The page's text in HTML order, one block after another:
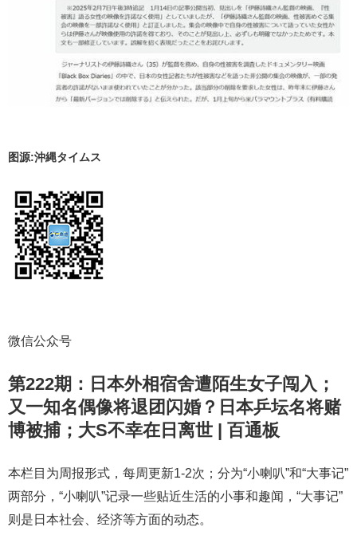
图源:沖縄タイムス
微信公众号
第222期：日本外相宿舍遭陌生女子闯入；
又一知名偶像将退团闪婚？日本乒坛名将赌
博被捕；大S不幸在日离世 | 百通板
本栏目为周报形式，每周更新1-2次；分为“小喇叭”和“大事记”
两部分，“小喇叭”记录一些贴近生活的小事和趣闻，“大事记”
则是日本社会、经济等方面的动态。